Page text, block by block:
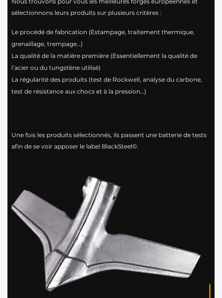
sélectionnons leurs produits sur plusieurs critères :
Le procédé de fabrication (Estampage, traitement thermique,
grenaillage, trempage…)
La qualité de la matière première (Essentiellement la qualité de
l’acier ou du tungstène utilisé)
La régularité des produits (test de Rockwell, analyse du carbone,
test de résistance aux chocs et à la pression…)
Une fois les produits sélectionnés, ils passent une batterie de tests
afin de se voir apposer le label BlackSteel©.